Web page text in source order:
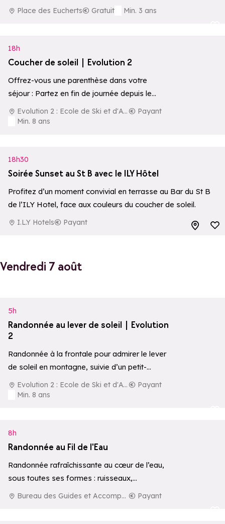
pétanque et musique. Un rendez-vous festif à
Place des Eucherts Gratuit
Min. 3 ans
18h
Coucher de soleil | Evolution 2
Offrez-vous une parenthèse dans votre
séjour : Partez en fin de journée depuis le
centre de la station pour une aventure…
Evolution 2 : Ecole de Ski et d'Aventure
Payant
Min. 8 ans
18h30
Soirée Sunset au St B avec le ILY Hôtel
Profitez d’un moment convivial en terrasse au Bar du St B
de l’ILY Hotel, face aux couleurs du coucher de soleil.
I.L.Y Hotels Payant Ajouter
Vendredi 7 août
5h
Randonnée au lever de soleil | Evolution
2
Randonnée à la frontale pour admirer le lever
de soleil en montagne, suivie d’un petit-
déjeuner local en pleine nature.
Evolution 2 : Ecole de Ski et d'Aventure
Payant
Min. 8 ans
8h
Randonnée au Fil de l'Eau
Randonnée rafraîchissante au cœur de l’eau,
sous toutes ses formes : ruisseaux,
cascades, lacs ou rivières.
Bureau des Guides et Accompagnateurs de La Rosière
Payant